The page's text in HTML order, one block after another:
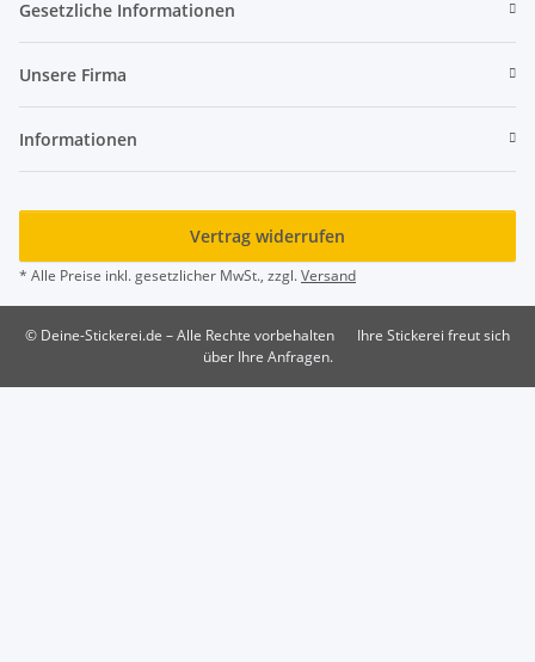
Gesetzliche Informationen
Unsere Firma
Informationen
Vertrag widerrufen
* Alle Preise inkl. gesetzlicher MwSt., zzgl.Versand
© Deine-Stickerei.de – Alle Rechte vorbehalten
Ihre Stickerei freut sich
über Ihre Anfragen.